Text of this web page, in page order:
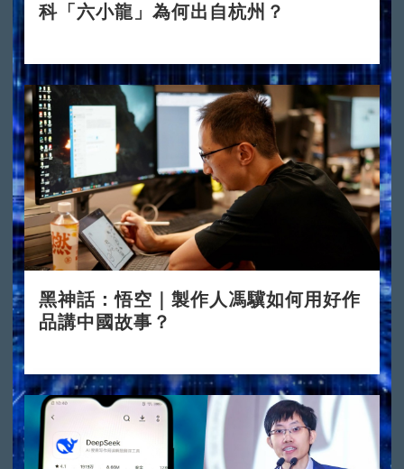
科「六小龍」為何出自杭州？
黑神話：悟空｜製作人馮驥如何用好作
品講中國故事？